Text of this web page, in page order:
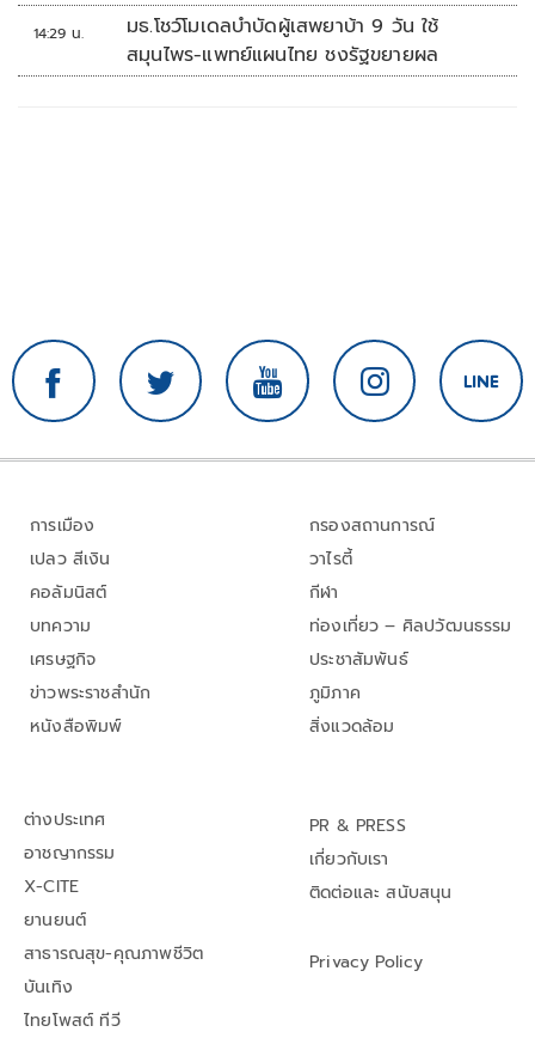
14:29 น.
มธ.โชว์โมเดลบำบัดผู้เสพยาบ้า 9 วัน ใช้
สมุนไพร-แพทย์แผนไทย ชงรัฐขยายผล
การเมือง
เปลว สีเงิน
คอลัมนิสต์
บทความ
เศรษฐกิจ
ข่าวพระราชสำนัก
หนังสือพิมพ์
กรองสถานการณ์
วาไรตี้
กีฬา
ท่องเที่ยว – ศิลปวัฒนธรรม
ประชาสัมพันธ์
ภูมิภาค
สิ่งแวดล้อม
ต่างประเทศ
อาชญากรรม
X-CITE
ยานยนต์
สาธารณสุข-คุณภาพชีวิต
บันเทิง
ไทยโพสต์ ทีวี
PR & PRESS
เกี่ยวกับเรา
ติดต่อและ สนับสนุน
Privacy Policy